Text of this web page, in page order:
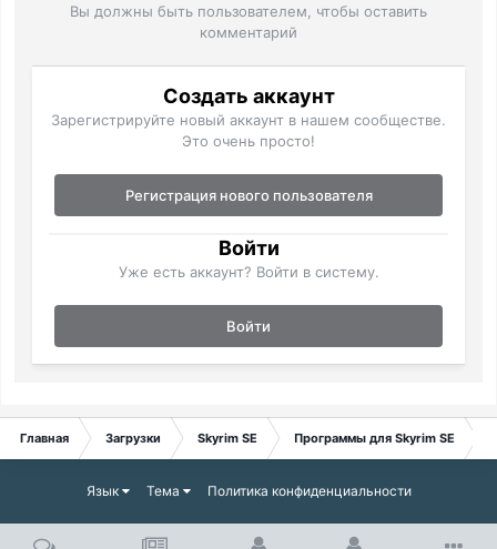
Вы должны быть пользователем, чтобы оставить
комментарий
Создать аккаунт
Зарегистрируйте новый аккаунт в нашем сообществе.
Это очень просто!
Регистрация нового пользователя
Войти
Уже есть аккаунт? Войти в систему.
Войти
Главная Загрузки Skyrim SE Программы для Skyrim SE
Язык Тема Политика конфиденциальности